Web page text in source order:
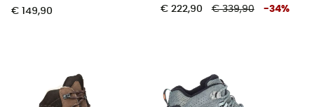
€ 149,90 € 222,90 € 339,90 -34%